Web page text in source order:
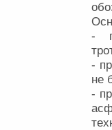
-
-
не
-